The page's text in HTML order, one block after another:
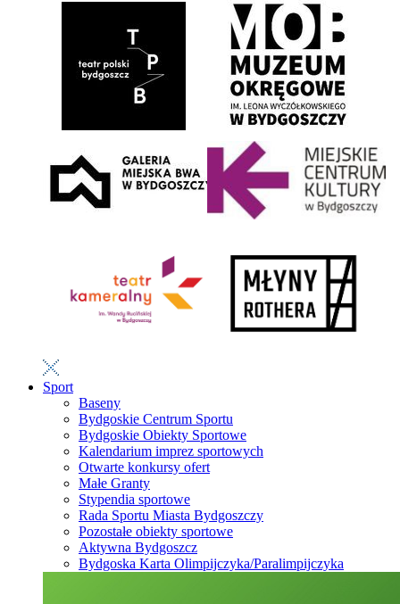
Sport
Baseny
Bydgoskie Centrum Sportu
Bydgoskie Obiekty Sportowe
Kalendarium imprez sportowych
Otwarte konkursy ofert
Małe Granty
Stypendia sportowe
Rada Sportu Miasta Bydgoszczy
Pozostałe obiekty sportowe
Aktywna Bydgoszcz
Bydgoska Karta Olimpijczyka/Paralimpijczyka